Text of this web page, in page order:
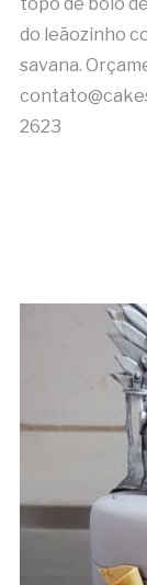
do leãozinho
savana.
2623